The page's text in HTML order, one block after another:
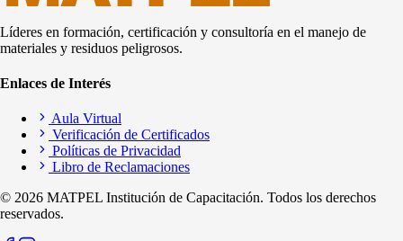
Líderes en formación, certificación y consultoría en el manejo de
materiales y residuos peligrosos.
Enlaces de Interés
Aula Virtual
Verificación de Certificados
Políticas de Privacidad
Libro de Reclamaciones
© 2026 MATPEL Institución de Capacitación. Todos los derechos
reservados.